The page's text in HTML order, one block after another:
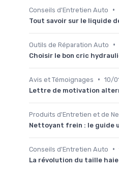
Conseils d'Entretien Auto •
Tout savoir sur le liquide
Outils de Réparation Auto •
Choisir le bon cric
Avis et Témoignages • 10/
Lettre de motivation
Produits d'Entretien et de
Nettoyant frein : le guide
Conseils d'Entretien Auto •
La révolution du taille